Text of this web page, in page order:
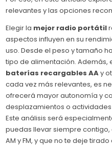
relevantes y las opciones
Elegir la mejor radio portátil
aspectos influyen en su
uso. Desde el peso y tamaño
tipo de alimentación. Además,
baterías recargables AAy
cada vez más relevantes, es
ofrecerá mayor autonomía y
desplazamientos o
Este análisis será
puedas llevar siempre
AM y FM, y que no te deje